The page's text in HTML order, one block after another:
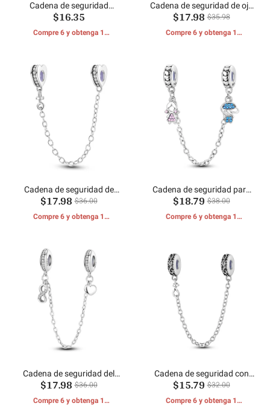
Cadena de seguridad
símbolo eterno
$16.35
Compre 6 y obtenga 1
Cadena de seguridad de ojo
giratorio
$17.98 $35.98
Compre 6 y obtenga 1
Cadena de seguridad de
corazón simple
$17.98 $36.00
Compre 6 y obtenga 1
Cadena de seguridad para
niños y niñas
$18.79 $38.00
Compre 6 y obtenga 1
Cadena de seguridad del
amor eterno
$17.98 $36.00
Compre 6 y obtenga 1
Cadena de seguridad con
patrón rizado
$15.79 $32.00
Compre 6 y obtenga 1